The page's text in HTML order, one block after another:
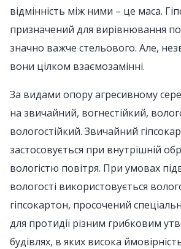
відмінність між ними – це маса.
призначений для вирівнювання
значно важче стельового. Але,
вони цілком взаємозамінні.
За видами опору агресивному
на звичайний, вогнестійкий,
вологостійкий. Звичайний
застосовується при внутрішній
вологістю повітря. При умовах
вологості використовується
гіпсокартон, просочений
для протидії різним грибковим
будівлях, в яких висока